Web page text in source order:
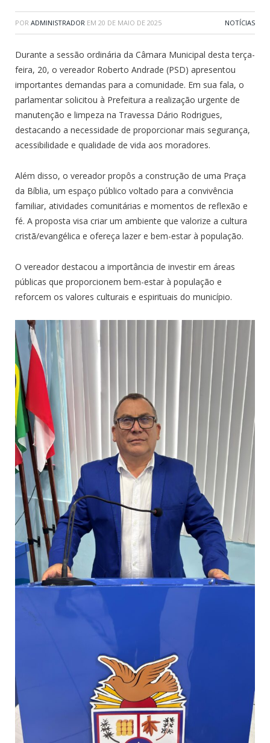
POR ADMINISTRADOR EM 20 DE MAIO DE 2025 NOTÍCIAS
Durante a sessão ordinária da Câmara Municipal desta terça-
feira, 20, o vereador Roberto Andrade (PSD) apresentou
importantes demandas para a comunidade. Em sua fala, o
parlamentar solicitou à Prefeitura a realização urgente de
manutenção e limpeza na Travessa Dário Rodrigues,
destacando a necessidade de proporcionar mais segurança,
acessibilidade e qualidade de vida aos moradores.
Além disso, o vereador propôs a construção de uma Praça
da Bíblia, um espaço público voltado para a convivência
familiar, atividades comunitárias e momentos de reflexão e
fé. A proposta visa criar um ambiente que valorize a cultura
cristã/evangélica e ofereça lazer e bem-estar à população.
O vereador destacou a importância de investir em áreas
públicas que proporcionem bem-estar à população e
reforcem os valores culturais e espirituais do município.